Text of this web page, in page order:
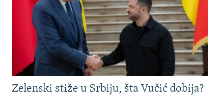
Zelenski stiže u Srbiju, šta Vučić dobija?